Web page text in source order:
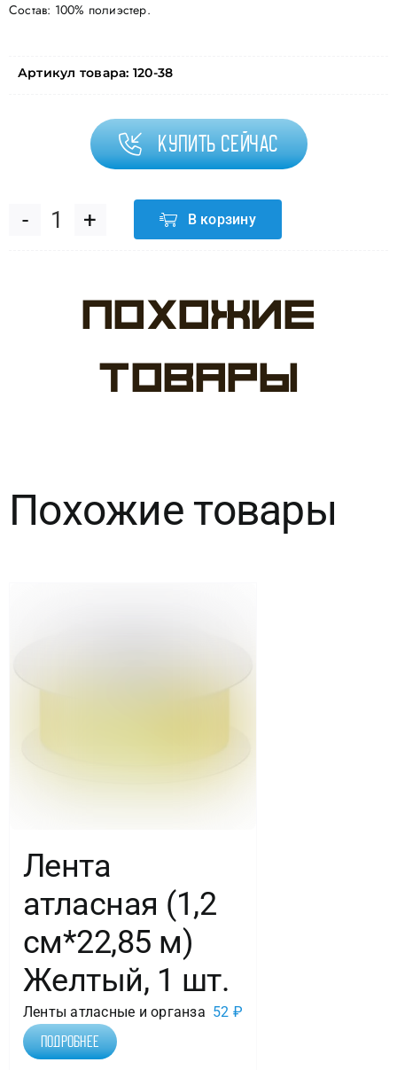
Состав: 100% полиэстер.
Артикул товара: 120-38
Купить сейчас
Количество
Лента
Фиолетовый,
В корзину
Похожие
товары
Похожие товары
Лента
атласная (1,2
см*22,85 м)
Желтый, 1 шт.
Ленты атласные и органза 52 ₽
Подробнее